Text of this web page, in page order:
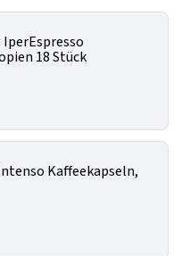
18 Stück
Kaffeekapseln,